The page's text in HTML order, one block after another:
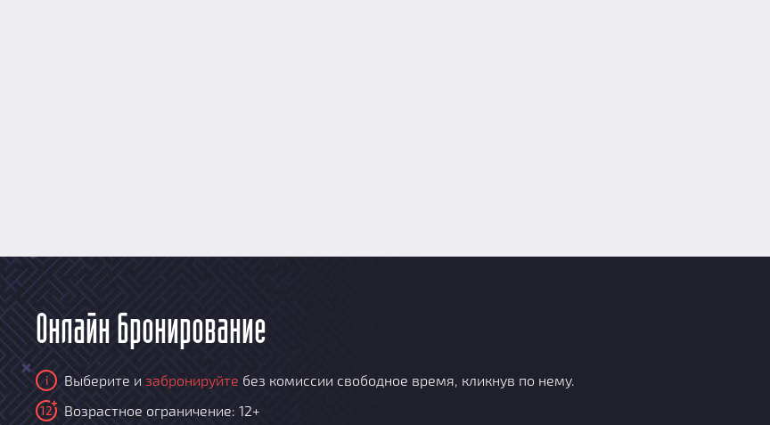
Онлайн бронирование
i Выберите и забронируйте без комиссии свободное время, кликнув по нему.
12 Возрастное ограничение: 12+